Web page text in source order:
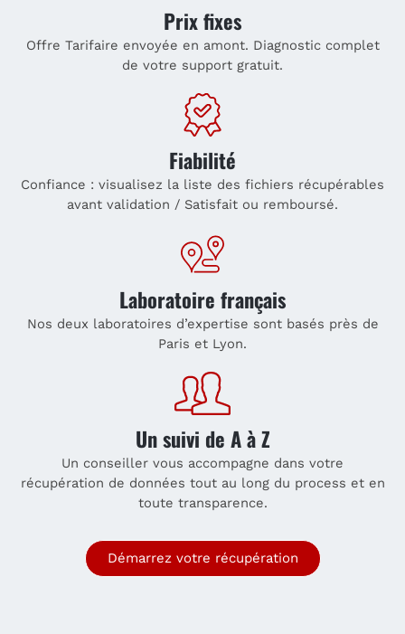
Prix fixes
Offre Tarifaire envoyée en amont. Diagnostic complet
de votre support gratuit.
Fiabilité
Confiance : visualisez la liste des fichiers récupérables
avant validation / Satisfait ou remboursé.
Laboratoire français
Nos deux laboratoires d’expertise sont basés près de
Paris et Lyon.
Un suivi de A à Z
Un conseiller vous accompagne dans votre
récupération de données tout au long du process et en
toute transparence.
Démarrez votre récupération